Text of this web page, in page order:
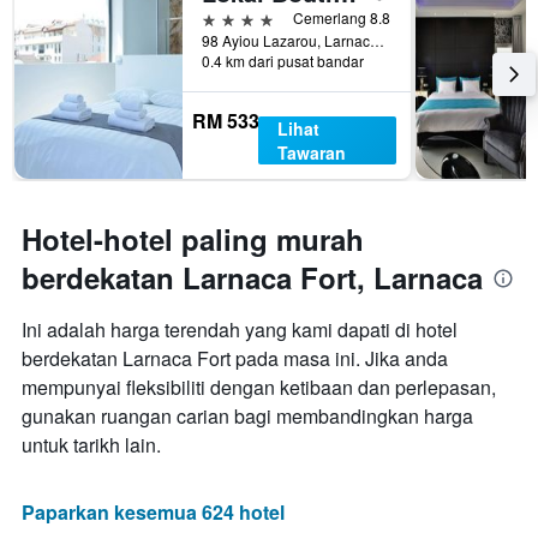
4 bintang
Cemerlang 8.8
98 Ayiou Lazarou, Larnaca, Cyprus
0.4 km dari pusat bandar
RM 533
Lihat
Tawaran
Hotel-hotel paling murah
berdekatan Larnaca Fort, Larnaca
Ini adalah harga terendah yang kami dapati di hotel
berdekatan Larnaca Fort pada masa ini. Jika anda
mempunyai fleksibiliti dengan ketibaan dan perlepasan,
gunakan ruangan carian bagi membandingkan harga
untuk tarikh lain.
Paparkan kesemua 624 hotel